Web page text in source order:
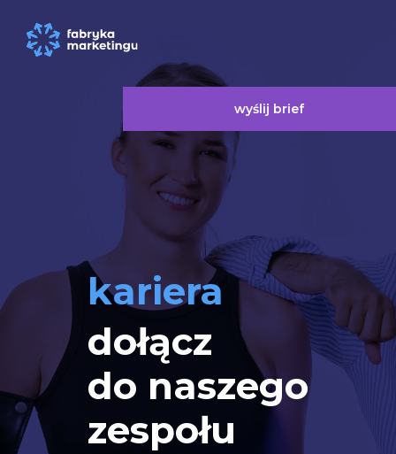
wyślij brief
kariera
dołącz
do naszego
zespołu